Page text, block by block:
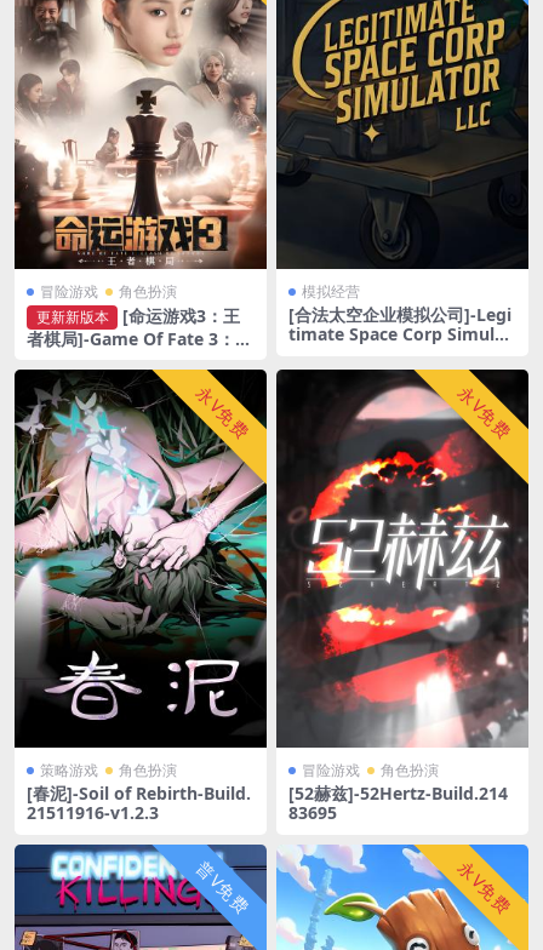
冒险游戏 角色扮演
更新新版本
[命运游戏3：王
者棋局]-Game Of Fate 3：Cl
模拟经营
[合法太空企业模拟公司]-Legi
timate Space Corp Simulat
2.97
永V免费
策略游戏 角色扮演
[春泥]-Soil of Rebirth-Build.
21511916-v1.2.3
永V免费
冒险游戏 角色扮演
[52赫兹]-52Hertz-Build.214
83695
普V免费 永V免费